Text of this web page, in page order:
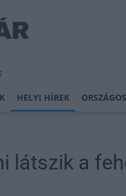
HELYI HÍREK
látszik a